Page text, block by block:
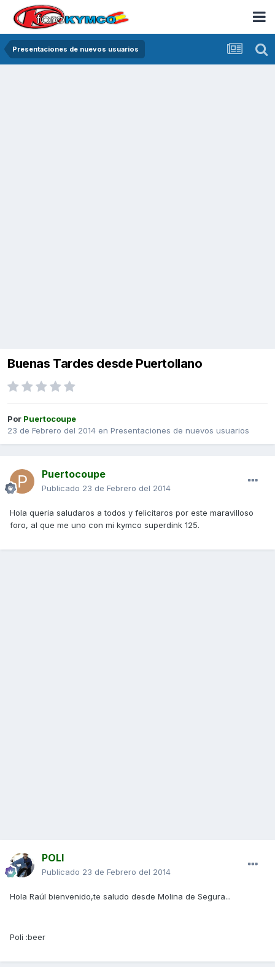
Presentaciones de nuevos usuarios
Buenas Tardes desde Puertollano
Por Puertocoupe
23 de Febrero del 2014 en Presentaciones de nuevos usuarios
Puertocoupe
Publicado 23 de Febrero del 2014
Hola queria saludaros a todos y felicitaros por este maravilloso
foro, al que me uno con mi kymco superdink 125.
POLI
Publicado 23 de Febrero del 2014
Hola Raúl bienvenido,te saludo desde Molina de Segura...
Poli :beer